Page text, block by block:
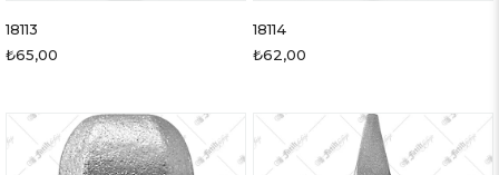
18113
₺65,00
18114
₺62,00